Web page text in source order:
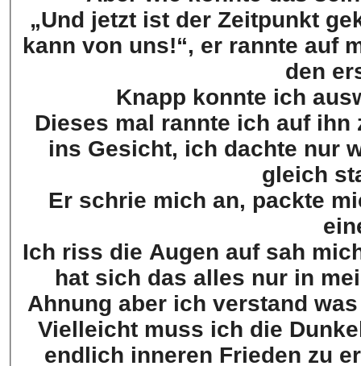
„Und jetzt ist der Zeitpunkt
kann von uns!“, er rannte auf
den
Knapp konnte ich
Dieses mal rannte ich auf
ins Gesicht, ich dachte nur
gleich
Er schrie mich an, packte
Ich riss die Augen auf sah
hat sich das alles nur in
Ahnung aber ich verstand
Vielleicht muss ich die
endlich inneren Frieden zu